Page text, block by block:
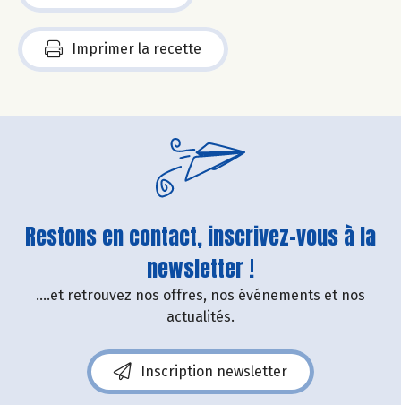
Imprimer la recette
Restons en contact, inscrivez-vous à la
newsletter !
....et retrouvez nos offres, nos événements et nos
actualités.
Inscription newsletter